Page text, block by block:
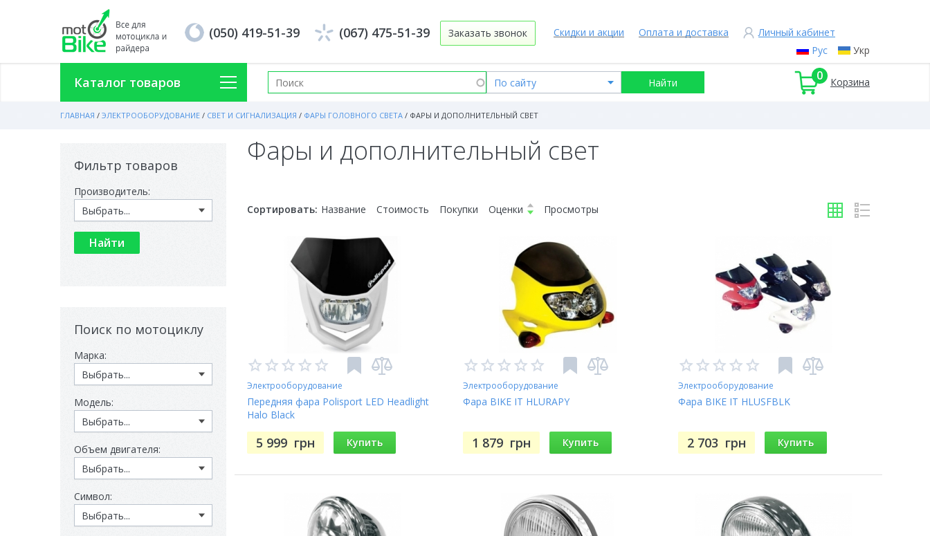
Рус Укр
Скидки и акции Оплата и доставка Личный кабинет
(050) 419-51-39 (067) 475-51-39 Заказать звонок
Каталог товаров 0 Корзина
ГЛАВНАЯ / ЭЛЕКТРООБОРУДОВАНИЕ / СВЕТ И СИГНАЛИЗАЦИЯ / ФАРЫ ГОЛОВНОГО СВЕТА / ФАРЫ И ДОПОЛНИТЕЛЬНЫЙ СВЕТ
Фары и дополнительный свет
Сортировать: Название Стоимость Покупки Оценки Просмотры
Электрооборудование
Передняя фара Polisport LED Headlight
Halo Black
5 999 грн Купить
Электрооборудование
Фара BIKE IT HLURAPY
1 879 грн Купить
Электрооборудование
Фара BIKE IT HLUSFBLK
2 703 грн Купить
Фильтр товаров
Производитель:
Поиск по мотоциклу
Марка:
Модель:
Объем двигателя:
Символ: